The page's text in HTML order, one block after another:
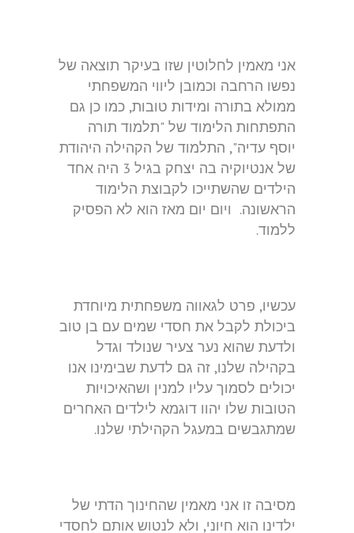
אני מאמין לחלוטין שזו בעיקר תוצאה של
נפשו הרחבה וכמובן ליווי המשפחתי
ממולא בתורה ומידות טובות, כמו כן גם
התפתחות הלימוד של "תלמוד תורה
יוסף עדיה", התלמוד של הקהילה היהודת
של אנטיוקיה בה יצחק בגיל 3 היה אחד
הילדים שהשתייכו לקבוצת הלימוד
הראשונה. ויום יום מאז הוא לא הפסיק
ללמוד.
עכשיו, פרט לגאווה משפחתית מיוחדת
ביכולת לקבל את חסדי שמים עם בן טוב
ולדעת שהוא נער צעיר שנולד וגדל
בקהילה שלנו, זה גם לדעת שבימינו אנו
יכולים לסמוך עליו למנין ושהאיכויות
הטובות שלו יהוו דוגמא לילדים האחרים
שמתגבשים במעגל הקהילתי שלנו.
מסיבה זו אני מאמין שהחינוך הדתי של
ילדינו הוא חיוני, ולא לנטוש אותם לחסדי